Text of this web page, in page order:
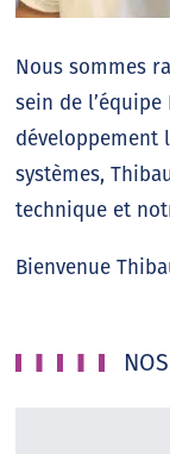
Nous sommes
sein de
développement
systèmes,
technique et
Bienvenue